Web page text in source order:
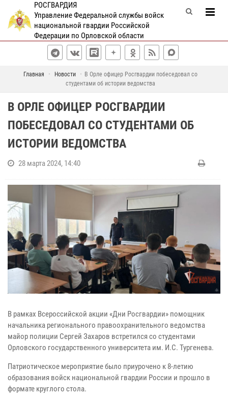
РОСГВАРДИЯ
Управление Федеральной службы войск
национальной гвардии Российской
Федерации по Орловской области
Главная Новости
В Орле офицер Росгвардии побеседовал со
студентами об истории ведомства
В ОРЛЕ ОФИЦЕР РОСГВАРДИИ
ПОБЕСЕДОВАЛ СО СТУДЕНТАМИ ОБ
ИСТОРИИ ВЕДОМСТВА
28 марта 2024, 14:40
В рамках Всероссийской акции «Дни Росгвардии» помощник
начальника регионального правоохранительного ведомства
майор полиции Сергей Захаров встретился со студентами
Орловского государственного университета им. И.С. Тургенева.
Патриотическое мероприятие было приурочено к 8-летию
образования войск национальной гвардии России и прошло в
формате круглого стола.